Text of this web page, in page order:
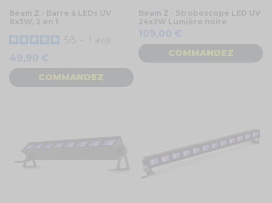
Beam Z - Barre à LEDs UV
8x3W, 2 en 1
5 5 - 1 avis
49,90 €
COMMANDEZ
Beam Z - Stroboscope LED UV
24x3W Lumière noire
109,00 €
COMMANDEZ